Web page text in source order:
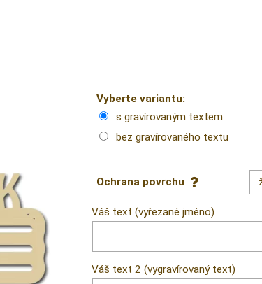
Vyberte variantu:
s gravírovaným textem
bez gravírovaného textu
Ochrana povrchu
Váš text (vyřezané jméno)
Váš text 2 (vygravírovaný text)